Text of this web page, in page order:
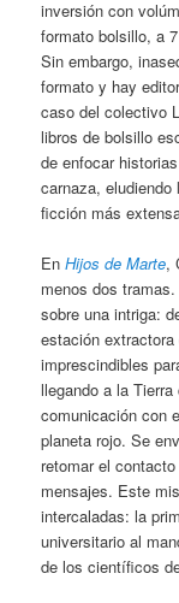
inversión con
formato bolsillo, a
Sin embargo,
formato y hay
caso del colectivo
libros de bolsillo
de enfocar
carnaza, eludiendo
ficción más
EnHijos de Marte,
menos dos
sobre una intriga:
estación
imprescindibles
llegando a la
comunicación con
planeta rojo. Se
retomar el
mensajes. Este
intercaladas: la
universitario al
de los científicos